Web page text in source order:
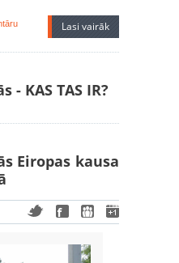
Lasi vairāk
- KAS TAS IR?
Eiropas kausa